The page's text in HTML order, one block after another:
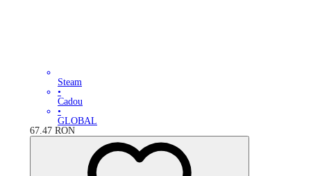
Steam
•
Cadou
•
GLOBAL
67.47 RON